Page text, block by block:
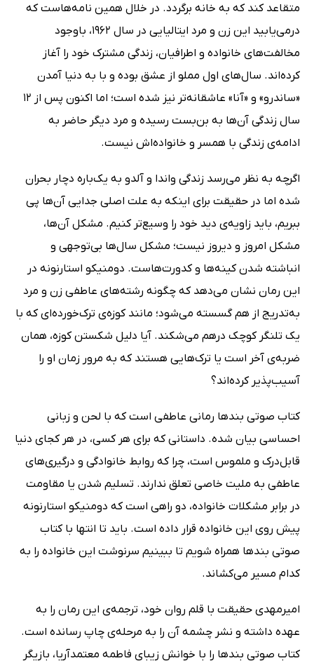
متقاعد کند که به خانه برگردد. در خلال همین نامه‌هاست که
درمی‌یابید این زن و مرد ایتالیایی در سال 1962، باوجود
مخالفت‌های خانواده و اطرافیان، زندگی مشترک خود را آغاز
کرده‌اند. سال‌های اول مملو از عشق بوده و با به دنیا آمدن
«ساندرو» و «آنا» عاشقانه‌تر نیز شده است؛ اما اکنون پس از 12
سال زندگی آن‌ها به بن‌بست رسیده و مرد دیگر حاضر به
ادامه‌ی زندگی با همسر و خانواده‌اش نیست.
اگرچه به نظر می‌رسد زندگی واندا و آلدو به یک‌باره دچار بحران
شده اما در حقیقت برای اینکه به علت اصلی جدایی آن‌ها پی
ببریم، باید زاویه‌ی دید خود را وسیع‌تر کنیم. مشکل آن‌ها،
مشکل امروز و دیروز نیست؛ مشکل سال‌ها بی‌توجهی و
انباشته شدن کینه‌ها و کدورت‌هاست. دومنیکو استارنونه در
این رمان نشان می‌دهد که چگونه رشته‌های عاطفی زن و مرد
به‌تدریج از هم گسسته می‌شود؛ مانند کوزه‌ی ترک‌خورده‌ای که با
یک تلنگر کوچک درهم می‌شکند. آیا دلیل شکستن کوزه، همان
ضربه‌ی آخر است یا ترک‌هایی هستند که به مرور زمان او را
آسیب‌پذیر کرده‌اند؟
کتاب صوتی بندها رمانی عاطفی است که با لحن و زبانی
احساسی بیان شده. داستانی که برای هر کسی، در هر کجای دنیا
قابل‌درک و ملموس است، چرا که روابط خانوادگی و درگیری‌های
عاطفی به ملیت خاصی تعلق ندارند. تسلیم شدن یا مقاومت
در برابر مشکلات خانواده، دو راهی است که دومنیکو استارنونه
پیش روی این خانواده قرار داده است. باید تا انتها با کتاب
صوتی بندها همراه شویم تا ببینیم سرنوشت این خانواده را به
کدام مسیر می‌کشاند.
امیرمهدی حقیقت با قلم روان خود، ترجمه‌ی این رمان را به
عهده داشته و نشر چشمه آن را به مرحله‌ی چاپ رسانده است.
کتاب صوتی بندها را با خوانش زیبای فاطمه معتمدآریا، بازیگر